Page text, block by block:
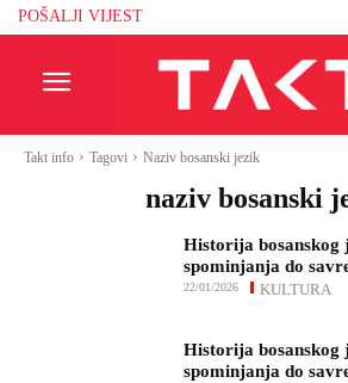
POŠALJI VIJEST
Takt info Tagovi Naziv bosanski jezik
naziv bosanski
Historija bosanskog
spominjanja do
KULTURA
22/01/2026
Historija bosanskog
spominjanja do